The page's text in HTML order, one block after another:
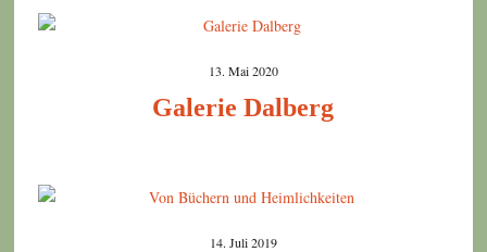
13. Mai 2020
Galerie Dalberg
14. Juli 2019